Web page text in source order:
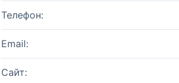
Телефон:
Email:
Сайт: